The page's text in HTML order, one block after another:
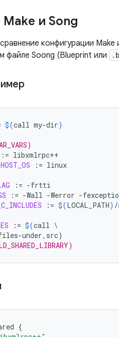
и Song
конфигурации
файле Soong (Blueprint или
$(call my-dir)
:=
:= linux
:=
:= -Wall -Werror
:= $(LOCAL_PATH)
:= $(call \
under,src)
{